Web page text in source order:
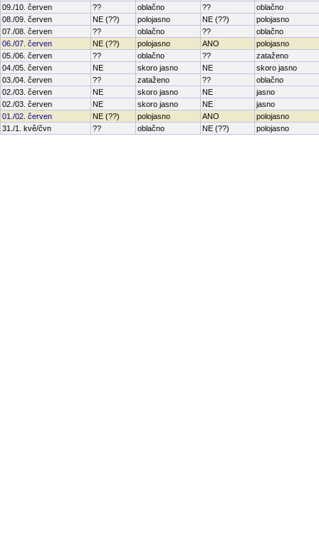
09./10. červen
?? oblačno ??
oblačno
08./09. červen
NE (??) polojasno NE (??)
polojasno
07./08. červen
?? oblačno ??
oblačno
06./07. červen
NE (??) polojasno ANO
polojasno
05./06. červen
?? oblačno ??
zataženo
04./05. červen
NE skoro jasno NE
skoro jasno
03./04. červen
?? zataženo ??
oblačno
02./03. červen
NE skoro jasno NE
jasno
02./03. červen
NE skoro jasno NE
jasno
01./02. červen
NE (??) polojasno ANO
polojasno
31./1. kvě/čvn
?? oblačno NE (??) polojasno